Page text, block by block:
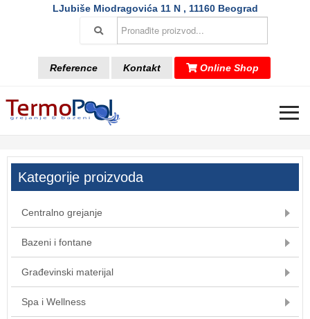
LJubiše Miodragovića 11 N , 11160 Beograd
Reference Kontakt Online Shop
≡
Kategorije proizvoda
Centralno grejanje
Bazeni i fontane
Građevinski materijal
Spa i Wellness